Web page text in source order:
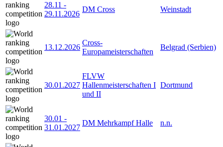
28.11 -
29.11.2026
DM Cross Weinstadt
13.12.2026
Cross-
Europameisterschaften
Belgrad (Serbien)
30.01.2027
FLVW
Hallenmeisterschaften I
und II
Dortmund
30.01 -
31.01.2027
DM Mehrkampf Halle n.n.